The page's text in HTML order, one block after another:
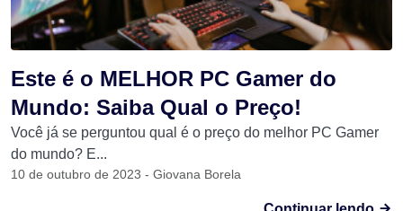
Este é o MELHOR PC Gamer do
Mundo: Saiba Qual o Preço!
Você já se perguntou qual é o preço do melhor PC Gamer
do mundo? E...
10 de outubro de 2023 - Giovana Borela